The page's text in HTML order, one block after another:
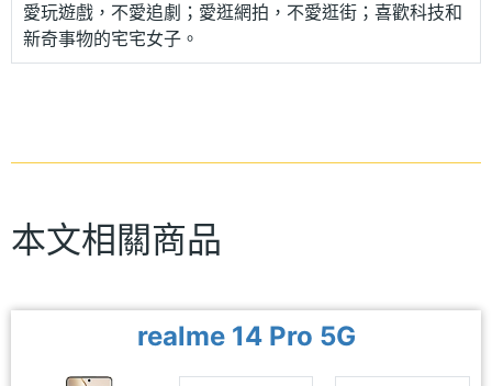
愛玩遊戲，不愛追劇；愛逛網拍，不愛逛街；喜歡科技和
新奇事物的宅宅女子。
本文相關商品
realme 14 Pro 5G